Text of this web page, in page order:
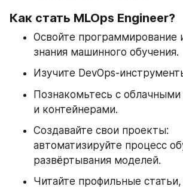
Как стать MLOps Engineer?
Освойте программирование
знания машинного обучения.
Изучите DevOps-
Познакомьтесь с
и контейнерами.
Создавайте свои проекты:
автоматизируйте процесс
развёртывания моделей.
Читайте профильные статьи,